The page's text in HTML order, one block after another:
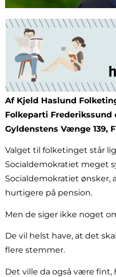
Af Kjeld Haslund
Folkeparti Frederikssund
Gyldenstens Vænge 139,
Valget til folketinget står
Socialdemokratiet meget
Socialdemokratiet ønsker,
hurtigere på pension.
Men de siger ikke noget
De vil helst have, at det
flere stemmer.
Det ville da også være